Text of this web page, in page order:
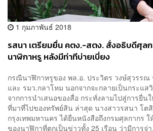
1 กุมภาพันธ์ 2018
รสนา เตรียมยื่น คตง.-สตง. สั่งอธิบดีศุลก
นาฬิกาหรู หลังมีท่าทีบ่ายเบี่ยง
กรณีนาฬิกาหรูของ พล.อ. ประวิตร วงษ์สุวรรณ
และ รมว.กลาโหม นอกจากจะกลายเป็นกระแ
จากการนำเสนอของสื่อ กระทั่งลามไปสู่การยื่น
ที่มาที่ไปของทรัพย์สิน ล่าสุด นางสาวรสนา โต
กรุงเทพมหานคร ได้ยื่นหนังสือถึงกรมศุลกากร
ของนาฬิกาที่ตกเป็นข่าวทั้ง 25 เรือน ว่ามีการจ่า